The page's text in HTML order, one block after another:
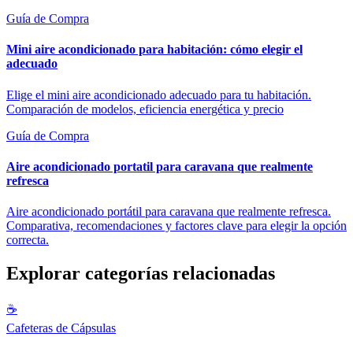
Guía de Compra
Mini aire acondicionado para habitación: cómo elegir el
adecuado
Elige el mini aire acondicionado adecuado para tu habitación.
Comparación de modelos, eficiencia energética y precio
Guía de Compra
Aire acondicionado portatil para caravana que realmente
refresca
Aire acondicionado portátil para caravana que realmente refresca.
Comparativa, recomendaciones y factores clave para elegir la opción
correcta.
Explorar categorías relacionadas
☕
Cafeteras de Cápsulas